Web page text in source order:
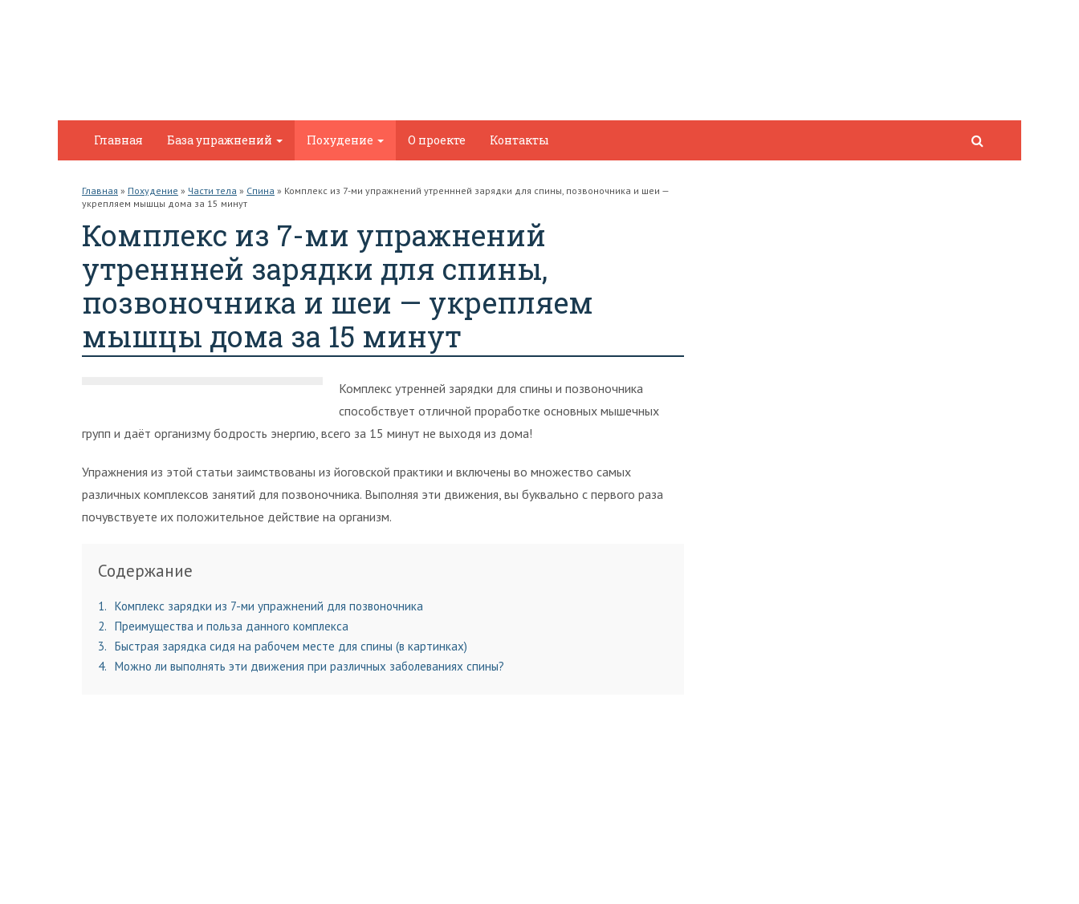
Главная База упражнений Похудение О проекте Контакты
Главная » Похудение » Части тела » Спина » Комплекс из 7-ми упражнений утреннней зарядки для спины, позвоночника и шеи —
укрепляем мышцы дома за 15 минут
Комплекс из 7-ми упражнений
утреннней зарядки для спины,
позвоночника и шеи — укрепляем
мышцы дома за 15 минут
Комплекс утренней зарядки для спины и позвоночника
способствует отличной проработке основных мышечных
групп и даёт организму бодрость энергию, всего за 15 минут не выходя из дома!
Упражнения из этой статьи заимствованы из йоговской практики и включены во множество самых
различных комплексов занятий для позвоночника. Выполняя эти движения, вы буквально с первого раза
почувствуете их положительное действие на организм.
Содержание
1
Комплекс зарядки из 7-ми упражнений для позвоночника
2
Преимущества и польза данного комплекса
3
Быстрая зарядка сидя на рабочем месте для спины (в картинках)
4
Можно ли выполнять эти движения при различных заболеваниях спины?